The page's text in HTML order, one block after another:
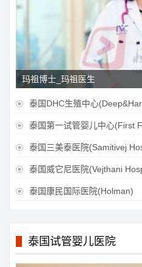
玛祖博士_玛祖医生
 泰国DHC生殖中心
 泰国第一试管婴儿中心(First
 泰国三美泰医院(Samitivej
 泰国威它尼医院(Vejthani
 泰国康民国际医院(Holman)
泰国试管婴儿医院